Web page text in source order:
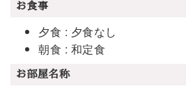
お食事
夕食 : 夕食なし
朝食 : 和定食
お部屋名称